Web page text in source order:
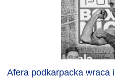
Afera podkarpacka wraca